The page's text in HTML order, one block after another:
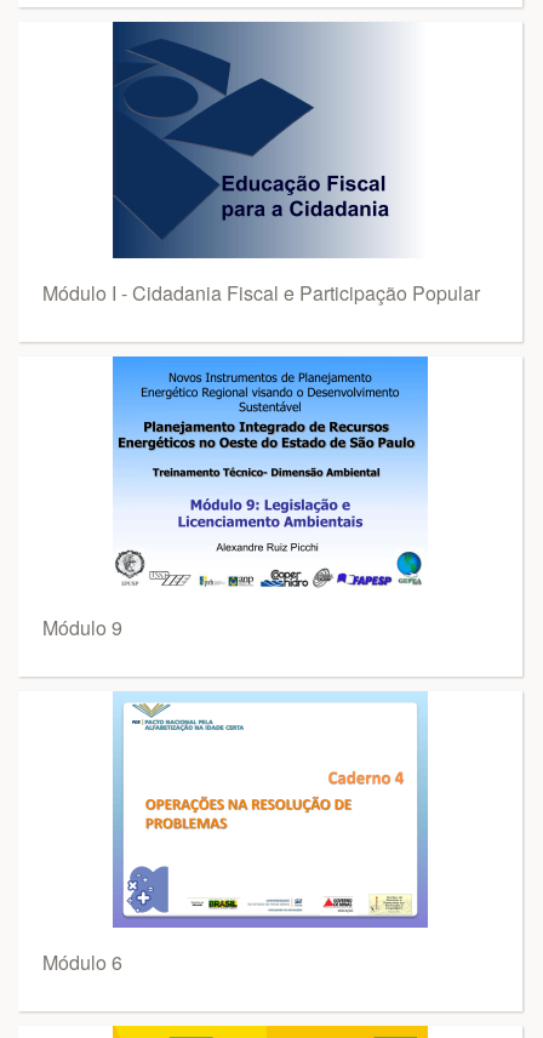
Módulo I - Cidadania Fiscal e Participação Popular
Módulo 9
Módulo 6